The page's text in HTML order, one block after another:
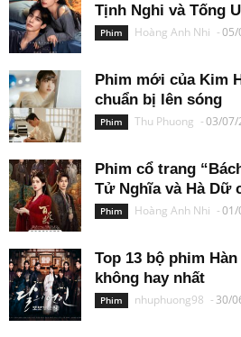
Tịnh Nghi và Tống
Phim Hoàng Anh Nhi -05/
Phim mới của Kim
chuẩn bị lên sóng
Phim Thu Phuong -03/07/
Phim cổ trang
Tử Nghĩa và Hà Dữ
Phim Hoàng Anh Nhi -01/
Top 13 bộ phim
không hay nhất
Phim nhuphuong98 - 30/